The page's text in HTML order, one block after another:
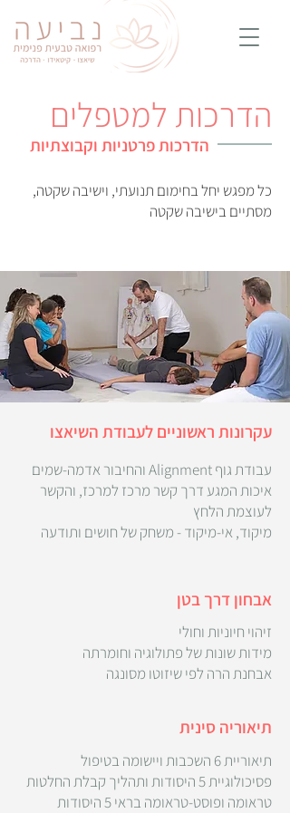
הדרכות למטפלים
כל מפגש יחל בחימום תנועתי, וישיבה שקטה,
מסתיים בישיבה שקטה
הדרכות פרטניות וקבוצתיות
עקרונות ראשוניים לעבודת השיאצו
עבודת גוף Alignment והחיבור אדמה-שמים
איכות המגע דרך קשר מרכז למרכז, והקשר
לעוצמת הלחץ
מיקוד, אי-מיקוד - משחק של חושים ותודעה
אבחון דרך בטן
זיהוי חיוניות וחולי
מידות שונות של פתולוגיה וחומרתה
אבחנת הרה לפי שיזוטו מסונגה
תיאוריה סינית
תיאוריית 6 השכבות ויישומה בטיפול
פסיכולוגיית 5 היסודות ותהליך קבלת החלטות
טראומה ופוסט-טראומה בראי 5 היסודות